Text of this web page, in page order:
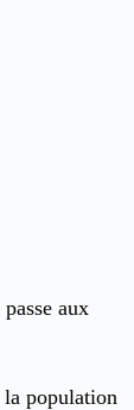
aux
la population